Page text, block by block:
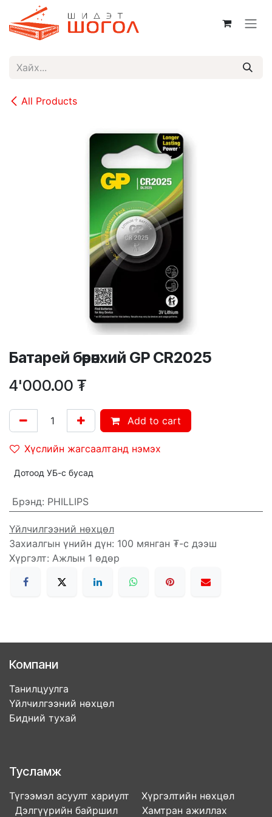
Skip to Content
All Products
Батарей бөөрөнхий GP CR2025
4'000.00 ₮
Add to cart
Хүслийн жагсаалтанд нэмэх
Дотоод УБ-с бусад
Брэнд: PHILLIPS
Үйлчилгээний нөхцөл
Захиалгын үнийн дүн: 100 мянган ₮-с дээш
Хүргэлт: Ажлын 1 өдөр
Компани
Танилцуулга
Үйлчилгээний нөхцөл
Бидний тухай
Тусламж
Түгээмэл асуулт хариулт Хүргэлтийн нөхцөл
Дэлгүүрийн байршил Хамтран ажиллах